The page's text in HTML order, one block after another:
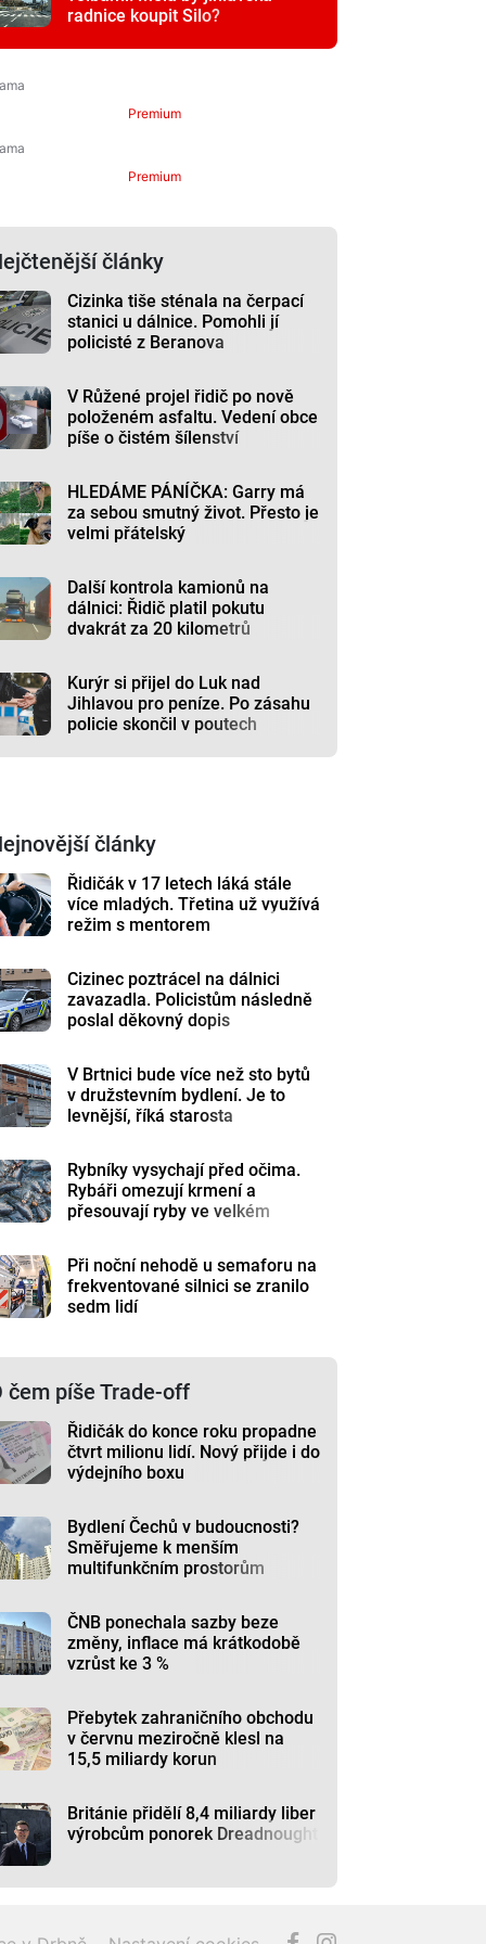
radnice koupit Silo?
Premium
Premium
články
Cizinka tiše sténala na čerpací
stanici u dálnice. Pomohli jí
policisté z Beranova
V Růžené projel řidič po nově
položeném asfaltu. Vedení obce
píše o čistém šílenství
HLEDÁME PÁNÍČKA: Garry má
za sebou smutný život. Přesto je
velmi přátelský
Další kontrola kamionů na
dálnici: Řidič platil pokutu
dvakrát za 20 kilometrů
Kurýr si přijel do Luk nad
Jihlavou pro peníze. Po zásahu
policie skončil v poutech
články
Řidičák v 17 letech láká stále
více mladých. Třetina už využívá
režim s mentorem
Cizinec poztrácel na dálnici
zavazadla. Policistům následně
poslal děkovný dopis
V Brtnici bude více než sto bytů
v družstevním bydlení. Je to
levnější, říká starosta
Rybníky vysychají před očima.
Rybáři omezují krmení a
přesouvají ryby ve velkém
Při noční nehodě u semaforu na
frekventované silnici se zranilo
sedm lidí
čem píše Trade-off
Řidičák do konce roku propadne
čtvrt milionu lidí. Nový přijde i do
výdejního boxu
Bydlení Čechů v budoucnosti?
Směřujeme k menším
multifunkčním prostorům
ČNB ponechala sazby beze
změny, inflace má krátkodobě
vzrůst ke 3 %
Přebytek zahraničního obchodu
v červnu meziročně klesl na
15,5 miliardy korun
Británie přidělí 8,4 miliardy liber
výrobcům ponorek Dreadnought